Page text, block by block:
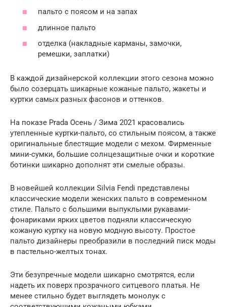
пальто с поясом и на запах
длинное пальто
отделка (накладные карманы, замочки,
ремешки, заплатки)
В каждой дизайнерской коллекции этого сезона можно
было созерцать шикарные кожаные пальто, жакеты и
куртки самых разных фасонов и оттенков.
На показе Prada Осень / Зима 2021 красовались
утепленные куртки-пальто, со стильным поясом, а также
оригинальные блестящие модели с мехом. Фирменные
мини-сумки, большие солнцезащитные очки и короткие
ботинки шикарно дополнят эти смелые образы.
В новейшей коллекции Silvia Fendi представлены
классические модели женских пальто в современном
стиле. Пальто с большими выпуклыми рукавами-
фонариками ярких цветов подняли классическую
кожаную куртку на новую модную высоту. Простое
пальто дизайнеры преобразили в последний писк моды
в пастельно-желтых тонах.
Эти безупречные модели шикарно смотрятся, если
надеть их поверх прозрачного ситцевого платья. Не
менее стильно будет выглядеть монолук с